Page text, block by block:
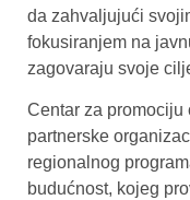
da zahvaljujući
fokusiranjem na
zagovaraju svoje
Centar za promociju
partnerske
regionalnog
budućnost, kojeg